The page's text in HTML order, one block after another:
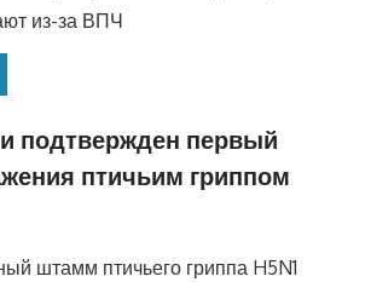
из-за ВПЧ
подтвержден первый
птичьим гриппом
штамм птичьего гриппа H5N1